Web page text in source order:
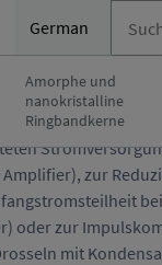
German
Amorphe und
nanokristalline
Ringbandkerne
zur Regelung von
zur
bei
oder zur
mit